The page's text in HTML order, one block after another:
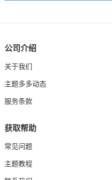
公司介绍
关于我们
主题多多动态
服务条款
获取帮助
常见问题
主题教程